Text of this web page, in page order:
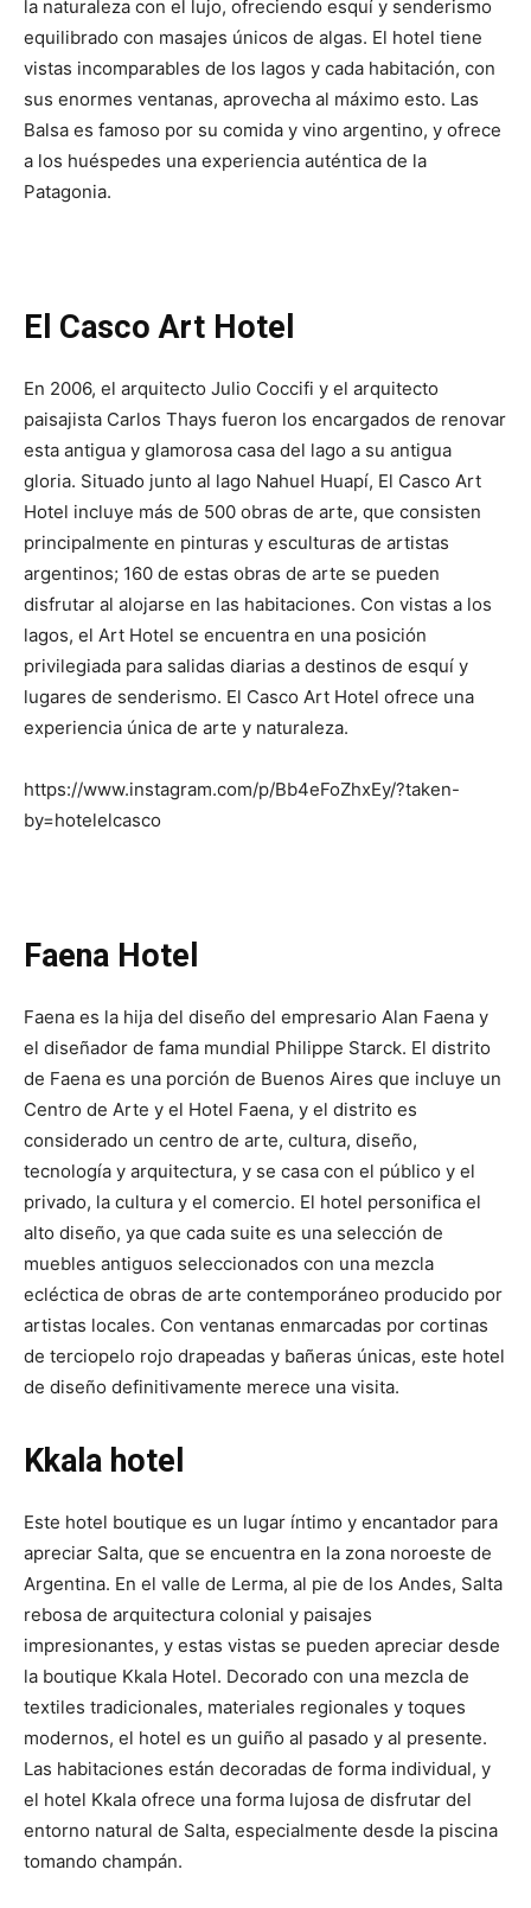
la naturaleza con el lujo, ofreciendo esquí y senderismo
equilibrado con masajes únicos de algas. El hotel tiene
vistas incomparables de los lagos y cada habitación, con
sus enormes ventanas, aprovecha al máximo esto. Las
Balsa es famoso por su comida y vino argentino, y ofrece
a los huéspedes una experiencia auténtica de la
Patagonia.
El Casco Art Hotel
En 2006, el arquitecto Julio Coccifi y el arquitecto
paisajista Carlos Thays fueron los encargados de renovar
esta antigua y glamorosa casa del lago a su antigua
gloria. Situado junto al lago Nahuel Huapí, El Casco Art
Hotel incluye más de 500 obras de arte, que consisten
principalmente en pinturas y esculturas de artistas
argentinos; 160 de estas obras de arte se pueden
disfrutar al alojarse en las habitaciones. Con vistas a los
lagos, el Art Hotel se encuentra en una posición
privilegiada para salidas diarias a destinos de esquí y
lugares de senderismo. El Casco Art Hotel ofrece una
experiencia única de arte y naturaleza.
https://www.instagram.com/p/Bb4eFoZhxEy/?taken-
by=hotelelcasco
Faena Hotel
Faena es la hija del diseño del empresario Alan Faena y
el diseñador de fama mundial Philippe Starck. El distrito
de Faena es una porción de Buenos Aires que incluye un
Centro de Arte y el Hotel Faena, y el distrito es
considerado un centro de arte, cultura, diseño,
tecnología y arquitectura, y se casa con el público y el
privado, la cultura y el comercio. El hotel personifica el
alto diseño, ya que cada suite es una selección de
muebles antiguos seleccionados con una mezcla
ecléctica de obras de arte contemporáneo producido por
artistas locales. Con ventanas enmarcadas por cortinas
de terciopelo rojo drapeadas y bañeras únicas, este hotel
de diseño definitivamente merece una visita.
Kkala hotel
Este hotel boutique es un lugar íntimo y encantador para
apreciar Salta, que se encuentra en la zona noroeste de
Argentina. En el valle de Lerma, al pie de los Andes, Salta
rebosa de arquitectura colonial y paisajes
impresionantes, y estas vistas se pueden apreciar desde
la boutique Kkala Hotel. Decorado con una mezcla de
textiles tradicionales, materiales regionales y toques
modernos, el hotel es un guiño al pasado y al presente.
Las habitaciones están decoradas de forma individual, y
el hotel Kkala ofrece una forma lujosa de disfrutar del
entorno natural de Salta, especialmente desde la piscina
tomando champán.